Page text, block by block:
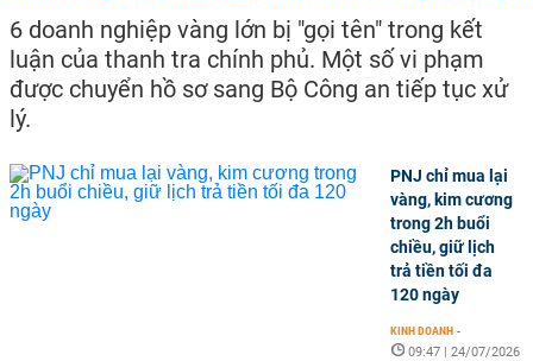
6 doanh nghiệp vàng lớn bị "gọi tên" trong kết
luận của thanh tra chính phủ. Một số vi phạm
được chuyển hồ sơ sang Bộ Công an tiếp tục xử
lý.
PNJ chỉ mua lại
vàng, kim cương
trong 2h buổi
chiều, giữ lịch
trả tiền tối đa
120 ngày
KINH DOANH -
09:47 | 24/07/2026